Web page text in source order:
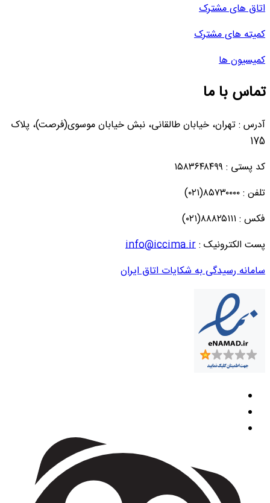
اتاق های مشترک
کمیته های مشترک
کمیسیون ها
تماس با ما
آدرس : تهران، خیابان طالقانی، نبش خیابان موسوی(فرصت)، پلاک
175
کد پستی : ۱۵۸۳۶۴۸۴۹۹
تلفن : ۸۵۷۳۰۰۰۰(۰۲۱)
فکس : ۸۸۸۲۵۱۱۱(۰۲۱)
پست الکترونیک :info@iccima.ir
سامانه رسیدگی به شکایات اتاق ایران